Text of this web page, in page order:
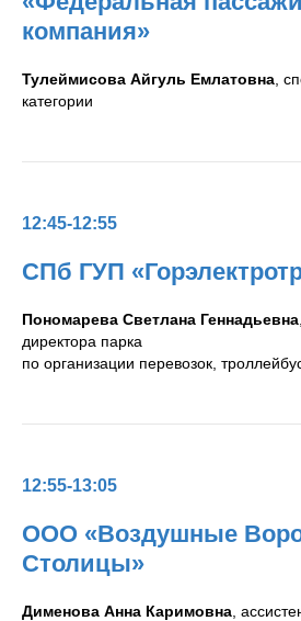
компания»
Тулеймисова Айгуль Емлатовна ,
категории
12:45-12:55
СПб ГУП
Пономарева Светлана Геннадьевна
директора парка
по организации перевозок,
12:55-13:05
ООО «Воздушные
Столицы»
Дименова Анна Каримовна ,